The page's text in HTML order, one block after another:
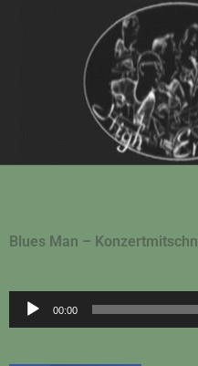
Blues Man –
Audio-
Player
00:00